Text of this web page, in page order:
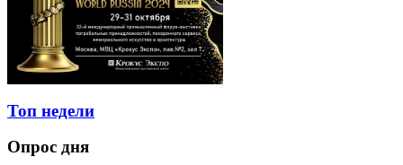
Топ недели
Опрос дня